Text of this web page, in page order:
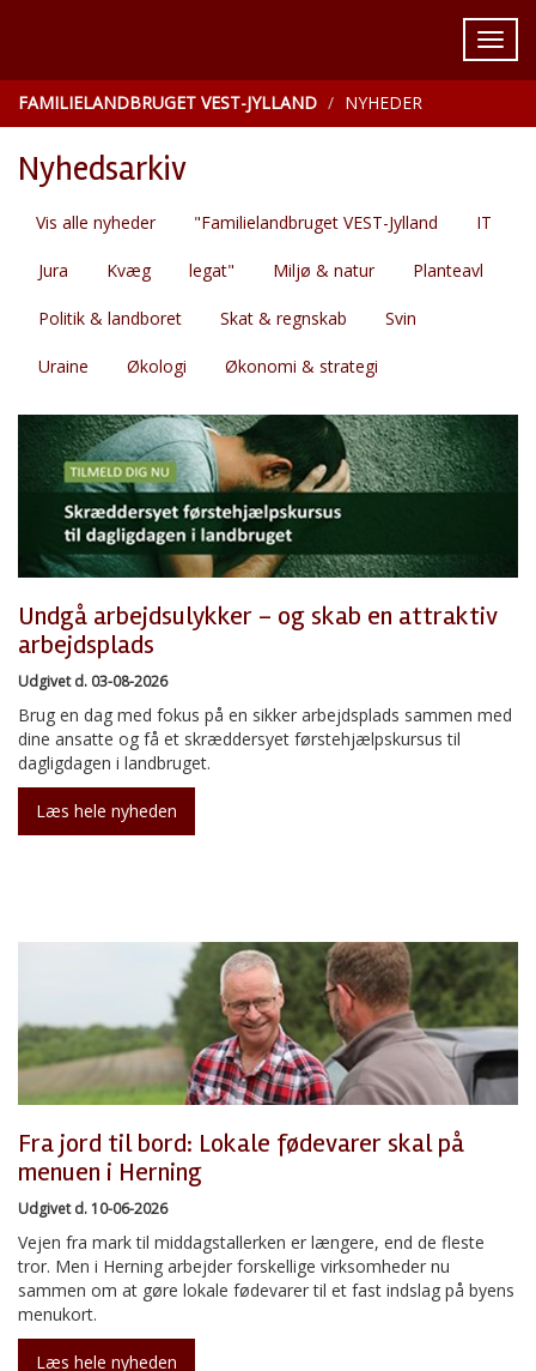
FAMILIELANDBRUGET VEST-JYLLAND NYHEDER
Nyhedsarkiv
Vis alle nyheder "Familielandbruget VEST-Jylland IT
Jura Kvæg legat" Miljø & natur Planteavl
Politik & landboret Skat & regnskab Svin
Uraine Økologi Økonomi & strategi
Undgå arbejdsulykker – og skab en attraktiv
arbejdsplads
Udgivet d. 03-08-2026
Brug en dag med fokus på en sikker arbejdsplads sammen med
dine ansatte og få et skræddersyet førstehjælpskursus til
dagligdagen i landbruget.
Læs hele nyheden
Fra jord til bord: Lokale fødevarer skal på
menuen i Herning
Udgivet d. 10-06-2026
Vejen fra mark til middagstallerken er længere, end de fleste
tror. Men i Herning arbejder forskellige virksomheder nu
sammen om at gøre lokale fødevarer til et fast indslag på byens
menukort.
Læs hele nyheden